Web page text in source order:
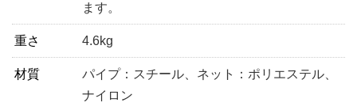
ます。
重さ 4.6kg
材質
パイプ：スチール、ネット：ポリエステル、
ナイロン